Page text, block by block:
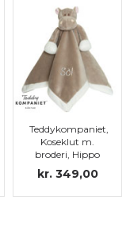
Teddykompaniet,
Koseklut m.
broderi, Hippo
kr. 349,00